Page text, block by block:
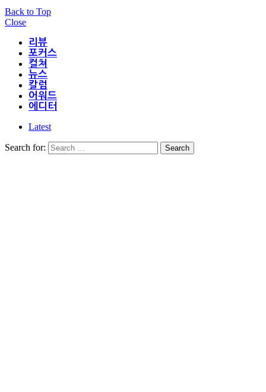
Back to Top
Close
리뷰
포커스
컬쳐
뉴스
칼럼
어워드
에디터
Latest
Search for: Search